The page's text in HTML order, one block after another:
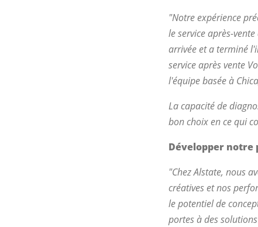
"Notre expérience
le service après-
arrivée et a terminé
service après vente
l'équipe basée à
La capacité de
bon choix en ce qui
Développer notre
"Chez Alstate, nous
créatives et nos
le potentiel de
portes à des